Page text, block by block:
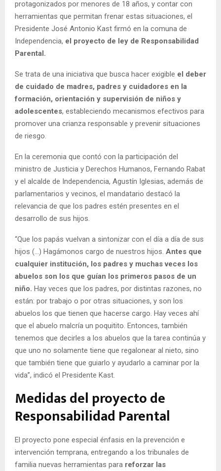
protagonizados por menores de 18 años, y contar con
herramientas que permitan frenar estas situaciones, el
Presidente José Antonio Kast firmó en la comuna de
Independencia, el proyecto de ley de Responsabilidad
Parental.
Se trata de una iniciativa que busca hacer exigible el deber
de cuidado de madres, padres y cuidadores en la
formación, orientación y supervisión de niños y
adolescentes, estableciendo mecanismos efectivos para
promover una crianza responsable y prevenir situaciones
de riesgo.
En la ceremonia que contó con la participación del
ministro de Justicia y Derechos Humanos, Fernando Rabat
y el alcalde de Independencia, Agustín Iglesias, además de
parlamentarios y vecinos, el mandatario destacó la
relevancia de que los padres estén presentes en el
desarrollo de sus hijos.
“Que los papás vuelvan a sintonizar con el día a día de sus
hijos (…) Hagámonos cargo de nuestros hijos. Antes que
cualquier institución, los padres y muchas veces los
abuelos son los que guían los primeros pasos de un
niño. Hay veces que los padres, por distintas razones, no
están: por trabajo o por otras situaciones, y son los
abuelos los que tienen que hacerse cargo. Hay veces ahí
que el abuelo malcría un poquitito. Entonces, también
tenemos que decirles a los abuelos que la tarea continúa y
que uno no solamente tiene que regalonear al nieto, sino
que también tiene que guiarlo y ayudarlo a caminar por la
vida”, indicó el Presidente Kast.
Medidas del proyecto de
Responsabilidad Parental
El proyecto pone especial énfasis en la prevención e
intervención temprana, entregando a los tribunales de
familia nuevas herramientas para reforzar las